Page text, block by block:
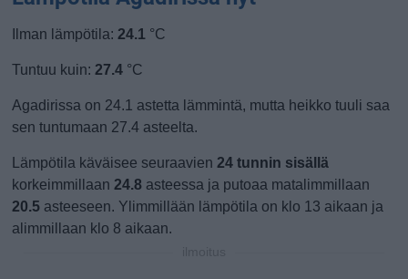
Ilman lämpötila:24.1 °C
Tuntuu kuin:27.4 °C
Agadirissa on 24.1 astetta lämmintä, mutta heikko tuuli saa
sen tuntumaan 27.4 asteelta.
Lämpötila käväisee seuraavien24 tunnin sisällä
korkeimmillaan24.8 asteessa ja putoaa matalimmillaan
20.5 asteeseen. Ylimmillään lämpötila on klo 13 aikaan ja
alimmillaan klo 8 aikaan.